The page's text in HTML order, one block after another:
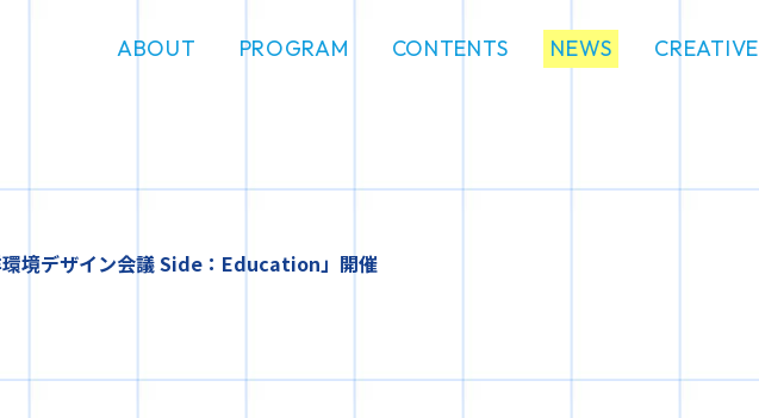
ABOUT PROGRAM CONTENTS NEWS CREATIVE
境デザイン会議 Side：Education」開催